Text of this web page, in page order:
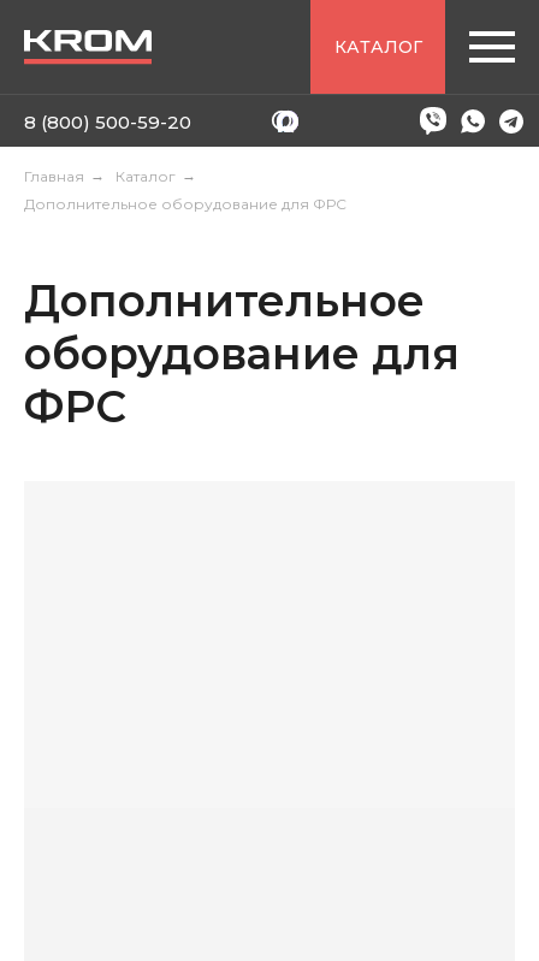
КАТАЛОГ
8 (800) 500-59-20
Главная → Каталог →
Дополнительное оборудование для ФРС
Дополнительное
оборудование для
ФРС